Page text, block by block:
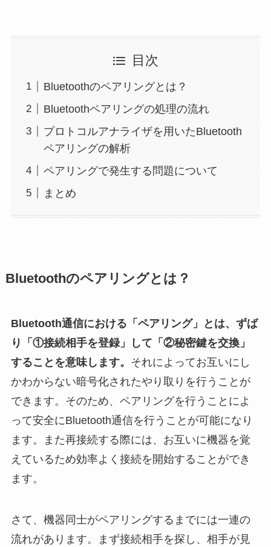
目次
Bluetoothのペアリングとは？
Bluetoothペアリングの処理の流れ
プロトコルアナライザを用いたBluetooth
ペアリングの解析
ペアリングで発生する問題について
まとめ
Bluetoothのペアリングとは？
Bluetooth通信における「ペアリング」とは、ずば
り「①接続相手を登録」して「②秘密鍵を交換」
することを意味します。 それによってお互いにし
かわからない暗号化されたやり取りを行うことが
できます。そのため、ペアリングを行うことによ
って安全にBluetooth通信を行うことが可能になり
ます。また再接続する際には、お互いに機器を覚
えているため効率よく接続を開始することができ
ます。
さて、機器同士がペアリングするまでには一連の
流れがあります。まず接続相手を探し、相手が見